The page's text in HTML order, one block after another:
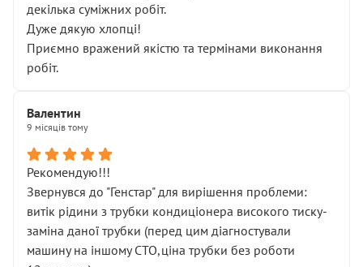
декілька суміжних робіт.
Дуже дякую хлопці!
Приємно вражений якістю та термінами виконання
робіт.
Валентин
9 місяців тому
Рекомендую!!!
Звернувся до "Генстар" для вирішення проблеми:
витік рідини з трубки кондиціонера високого тиску-
заміна даної трубки (перед цим діагностували
машину на іншому СТО,ціна трубки без роботи